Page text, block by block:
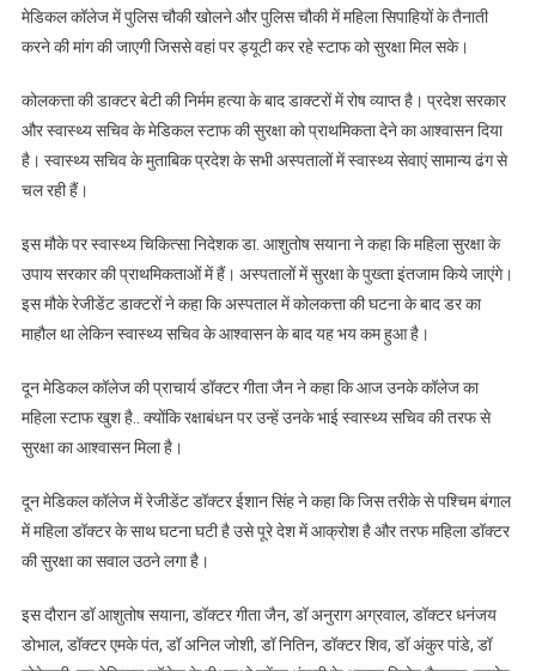
मेडिकल कॉलेज में पुलिस चौकी खोलने और पुलिस चौकी में महिला सिपाहियों के तैनाती
करने की मांग की जाएगी जिससे वहां पर ड्यूटी कर रहे स्टाफ को सुरक्षा मिल सके।
कोलकत्ता की डाक्टर बेटी की निर्मम हत्या के बाद डाक्टरों में रोष व्याप्त है। प्रदेश सरकार
और स्वास्थ्य सचिव के मेडिकल स्टाफ की सुरक्षा को प्राथमिकता देने का आश्वासन दिया
है। स्वास्थ्य सचिव के मुताबिक प्रदेश के सभी अस्पतालों में स्वास्थ्य सेवाएं सामान्य ढंग से
चल रही हैं।
इस मौके पर स्वास्थ्य चिकित्सा निदेशक डा. आशुतोष सयाना ने कहा कि महिला सुरक्षा के
उपाय सरकार की प्राथमिकताओं में हैं। अस्पतालों में सुरक्षा के पुख्ता इंतजाम किये जाएंगे।
इस मौके रेजीडेंट डाक्टरों ने कहा कि अस्पताल में कोलकत्ता की घटना के बाद डर का
माहौल था लेकिन स्वास्थ्य सचिव के आश्वासन के बाद यह भय कम हुआ है।
दून मेडिकल कॉलेज की प्राचार्य डॉक्टर गीता जैन ने कहा कि आज उनके कॉलेज का
महिला स्टाफ खुश है.. क्योंकि रक्षाबंधन पर उन्हें उनके भाई स्वास्थ्य सचिव की तरफ से
सुरक्षा का आश्वासन मिला है।
दून मेडिकल कॉलेज में रेजीडेंट डॉक्टर ईशान सिंह ने कहा कि जिस तरीके से पश्चिम बंगाल
में महिला डॉक्टर के साथ घटना घटी है उसे पूरे देश में आक्रोश है और तरफ महिला डॉक्टर
की सुरक्षा का सवाल उठने लगा है।
इस दौरान डॉ आशुतोष सयाना, डॉक्टर गीता जैन, डॉ अनुराग अग्रवाल, डॉक्टर धनंजय
डोभाल, डॉक्टर एमके पंत, डॉ अनिल जोशी, डॉ नितिन, डॉक्टर शिव, डॉ अंकुर पांडे, डॉ